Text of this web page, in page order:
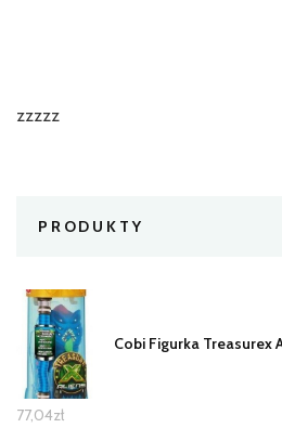
zzzzz
PRODUKTY
Cobi Figurka Treasurex
77,04zł